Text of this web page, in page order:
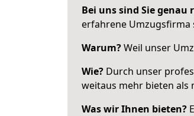
Bei uns sind Sie genau
erfahrene Umzugsfirma
Warum?Weil unser
Wie? Durch unser
weitaus mehr bieten als
Was wir Ihnen bieten?